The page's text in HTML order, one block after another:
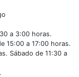
a 3:00 horas.
15:00 a 17:00 horas.
Sábado de 11:30 a